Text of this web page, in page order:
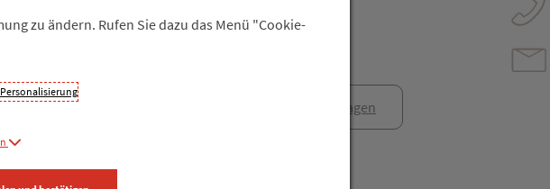
Rezept anfragen
zu ändern. Rufen Sie dazu das Menü "Cookie-
Personalisierung